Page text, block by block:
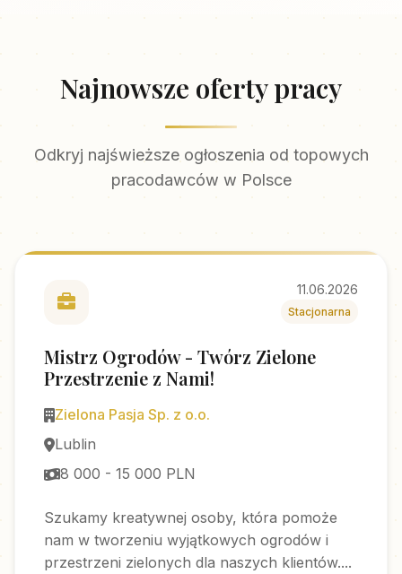
Najnowsze oferty pracy
Odkryj najświeższe ogłoszenia od topowych
pracodawców w Polsce
11.06.2026
Stacjonarna
Mistrz Ogrodów - Twórz Zielone
Przestrzenie z Nami!
Zielona Pasja Sp. z o.o.
Lublin
8 000 - 15 000 PLN
Szukamy kreatywnej osoby, która pomoże
nam w tworzeniu wyjątkowych ogrodów i
przestrzeni zielonych dla naszych klientów....